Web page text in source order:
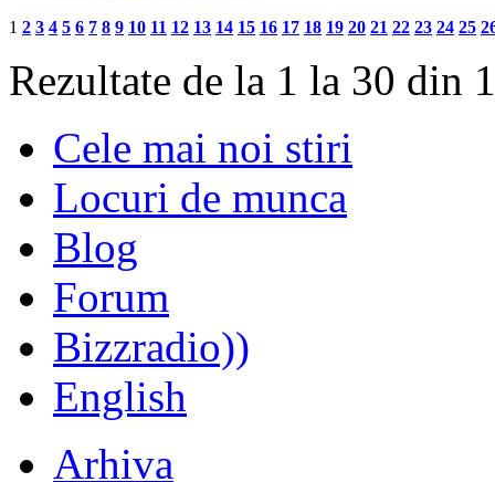
1 2 3 4 5 6 7 8 9 10 11 12 13 14 15 16 17 18 19 20 21 22 23 24 25
Rezultate de la 1 la 30 din
Cele mai noi stiri
Locuri de munca
Blog
Forum
Bizzradio))
English
Arhiva